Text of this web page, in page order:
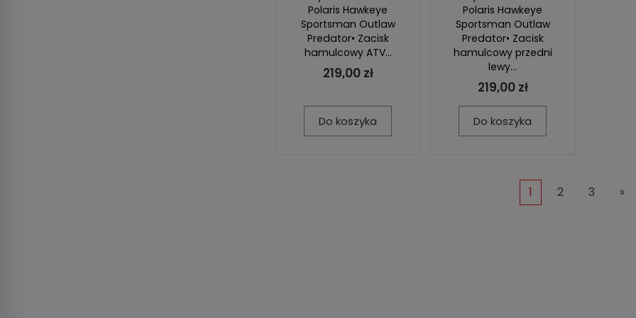
Polaris Hawkeye
Sportsman Outlaw
Predator• Zacisk
hamulcowy ATV...
219,00 zł
Do koszyka
Polaris Hawkeye
Sportsman Outlaw
Predator• Zacisk
hamulcowy przedni
lewy...
219,00 zł
Do koszyka
1 2 3 »